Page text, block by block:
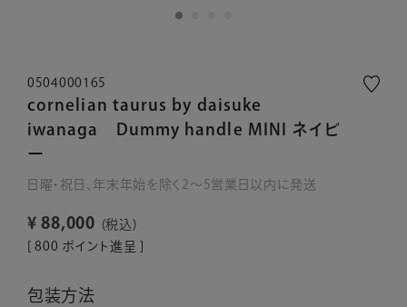
0504000165
cornelian taurus by daisuke
iwanaga Dummy handle MINI ネイビ
ー
日曜・祝日、年末年始を除く2～5営業日以内に発送
¥ 88,000
税込
800 ポイント進呈 ]
包装方法